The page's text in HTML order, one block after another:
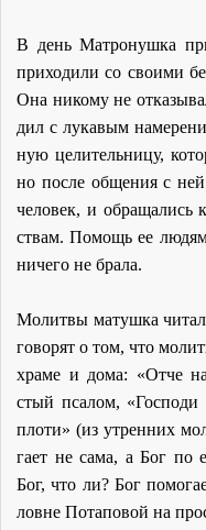
В день Мат­ро­нуш­ка
при­хо­ди­ли со сво­и­ми
Она ни­ко­му не
дил с лу­ка­вым
ную це­ли­тель­ни­цу,
но по­сле об­ще­ния с
че­ло­век, и
ствам. По­мощь ее
ни­че­го не бра­ла.
Мо­лит­вы ма­туш­ка
го­во­рят о том, что
хра­ме и до­ма: «От­че
стый пса­лом,
пло­ти» (из утрен­них
га­ет не са­ма, а Бог
Бог, что ли? Бог
ловне По­та­по­вой на